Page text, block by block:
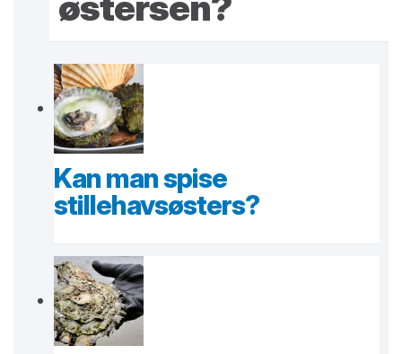
Kan man spise
stillehavsøsters?